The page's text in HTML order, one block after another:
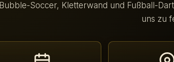
Bubble-Soccer, Kletterwand und Fußball-
uns zu